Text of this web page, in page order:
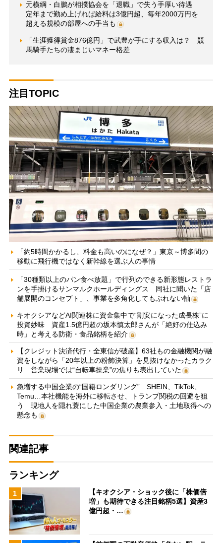
元横綱・白鵬が相撲協会を「退職」で失う手厚い待遇
定年まで勤め上げれば給料は3億円超、毎年2000万円を
超える規模の部屋への手当も
「生涯獲得賞金876億円」で武豊が手にする収入は？ 競
馬騎手たちの凄まじいマネー格差
注目TOPIC
「約5時間かかるし、料金も高いのになぜ？」東京～博多間の
移動に飛行機ではなく新幹線を選ぶ人の事情
「30種類以上のパン食べ放題」で行列のできる新形態レストラ
ンを手掛けるサンマルクホールディングス 同社に聞いた「店
舗展開のコンセプト」、事業を多角化してもぶれない軸
キオクシアなどAI関連株に資金集中で“割安になった成長株”に
投資妙味 資産1.5億円超の坂本慎太郎さんが「絶好の仕込み
時」と考える防衛・食品銘柄を紹介
【クレジット決済代行・全東信が破産】63社もの金融機関が融
資をしながら「20年以上の粉飾決算」を見抜けなかったカラク
リ 営業現場では“自転車操業”の焦りも表出していた
急増する中国企業の“国籍ロンダリング” SHEIN、TikTok、
Temu…本社機能を海外に移転させ、トランプ関税の回避を狙
う 現地人を隠れ蓑にした中国企業の農業参入・土地取得への
懸念も
関連記事
ランキング
1
【キオクシア・ショック後に「株価倍
増」も期待できる注目銘柄5選】資産3
億円超・…